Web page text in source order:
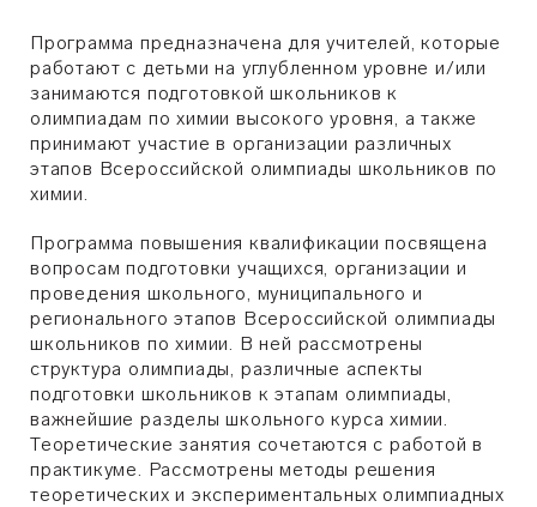
Программа предназначена для учителей, которые
работают с детьми на углубленном уровне и/или
занимаются подготовкой школьников к
олимпиадам по химии высокого уровня, а также
принимают участие в организации различных
этапов Всероссийской олимпиады школьников по
химии.
Программа повышения квалификации посвящена
вопросам подготовки учащихся, организации и
проведения школьного, муниципального и
регионального этапов Всероссийской олимпиады
школьников по химии. В ней рассмотрены
структура олимпиады, различные аспекты
подготовки школьников к этапам олимпиады,
важнейшие разделы школьного курса химии.
Теоретические занятия сочетаются с работой в
практикуме. Рассмотрены методы решения
теоретических и экспериментальных олимпиадных